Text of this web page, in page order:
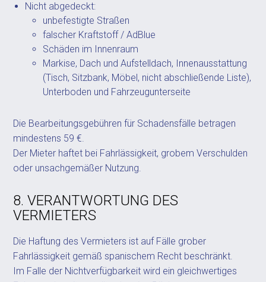
Nicht abgedeckt:
unbefestigte Straßen
falscher Kraftstoff / AdBlue
Schäden im Innenraum
Markise, Dach und Aufstelldach, Innenausstattung
(Tisch, Sitzbank, Möbel, nicht abschließende Liste),
Unterboden und Fahrzeugunterseite
Die Bearbeitungsgebühren für Schadensfälle betragen
mindestens 59 €.
Der Mieter haftet bei Fahrlässigkeit, grobem Verschulden
oder unsachgemäßer Nutzung.
8. VERANTWORTUNG DES
VERMIETERS
Die Haftung des Vermieters ist auf Fälle grober
Fahrlässigkeit gemäß spanischem Recht beschränkt.
Im Falle der Nichtverfügbarkeit wird ein gleichwertiges